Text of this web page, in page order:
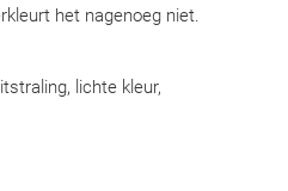
het nagenoeg niet.
lichte kleur,